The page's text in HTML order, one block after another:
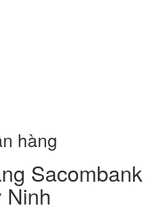
hàng
Sacombank
Ninh